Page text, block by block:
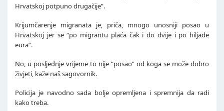
Hrvatskoj potpuno drugačije”.
Krijumčarenje migranata je, priča, mnogo unosniji posao u
Hrvatskoj jer se “po migrantu plaća čak i do dvije i po hiljade
eura”.
No, u posljednje vrijeme to nije “posao” od koga se može dobro
živjeti, kaže naš sagovornik.
Policija je navodno sada bolje opremljena i spremnija da radi
kako treba.